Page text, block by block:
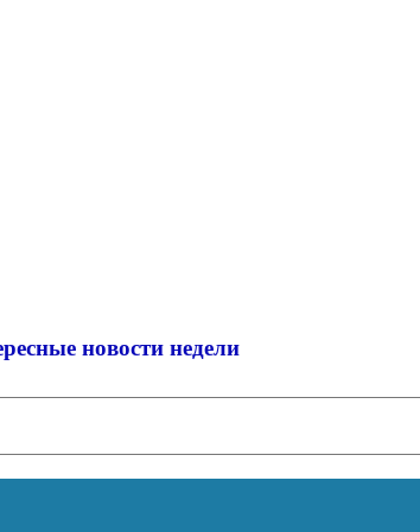
новости недели